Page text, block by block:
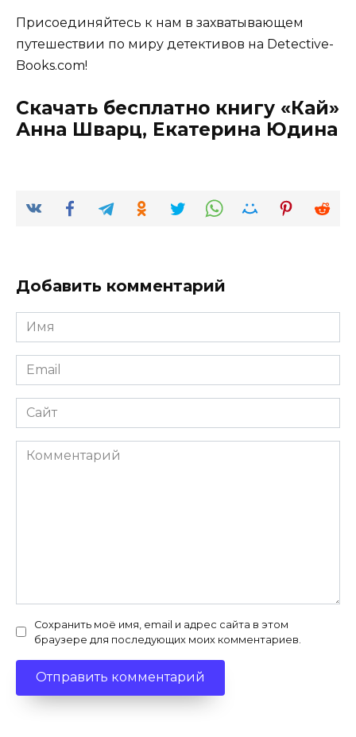
Присоединяйтесь к нам в захватывающем
путешествии по миру детективов на Detective-
Books.com!
Скачать бесплатно книгу «Кай»
Анна Шварц, Екатерина Юдина
Добавить комментарий
Имя
*
Email
*
Сайт
Комментарий
Сохранить моё имя, email и адрес сайта в этом
браузере для последующих моих комментариев.